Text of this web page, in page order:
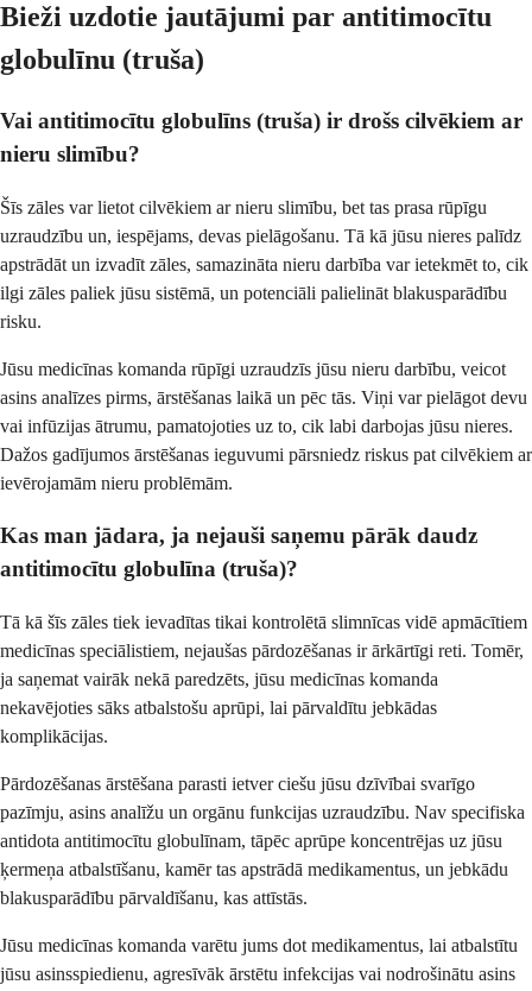
Bieži uzdotie jautājumi par antitimocītu
globulīnu (truša)
Vai antitimocītu globulīns (truša) ir drošs cilvēkiem ar
nieru slimību?
Šīs zāles var lietot cilvēkiem ar nieru slimību, bet tas prasa rūpīgu
uzraudzību un, iespējams, devas pielāgošanu. Tā kā jūsu nieres palīdz
apstrādāt un izvadīt zāles, samazināta nieru darbība var ietekmēt to, cik
ilgi zāles paliek jūsu sistēmā, un potenciāli palielināt blakusparādību
risku.
Jūsu medicīnas komanda rūpīgi uzraudzīs jūsu nieru darbību, veicot
asins analīzes pirms, ārstēšanas laikā un pēc tās. Viņi var pielāgot devu
vai infūzijas ātrumu, pamatojoties uz to, cik labi darbojas jūsu nieres.
Dažos gadījumos ārstēšanas ieguvumi pārsniedz riskus pat cilvēkiem ar
ievērojamām nieru problēmām.
Kas man jādara, ja nejauši saņemu pārāk daudz
antitimocītu globulīna (truša)?
Tā kā šīs zāles tiek ievadītas tikai kontrolētā slimnīcas vidē apmācītiem
medicīnas speciālistiem, nejaušas pārdozēšanas ir ārkārtīgi reti. Tomēr,
ja saņemat vairāk nekā paredzēts, jūsu medicīnas komanda
nekavējoties sāks atbalstošu aprūpi, lai pārvaldītu jebkādas
komplikācijas.
Pārdozēšanas ārstēšana parasti ietver ciešu jūsu dzīvībai svarīgo
pazīmju, asins analīžu un orgānu funkcijas uzraudzību. Nav specifiska
antidota antitimocītu globulīnam, tāpēc aprūpe koncentrējas uz jūsu
ķermeņa atbalstīšanu, kamēr tas apstrādā medikamentus, un jebkādu
blakusparādību pārvaldīšanu, kas attīstās.
Jūsu medicīnas komanda varētu jums dot medikamentus, lai atbalstītu
jūsu asinsspiedienu, agresīvāk ārstētu infekcijas vai nodrošinātu asins